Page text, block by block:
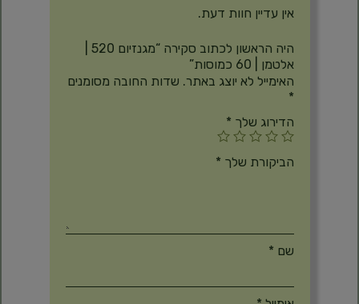
אין עדיין חוות דעת.
אלטמן | 60 כמוסות”
האימייל לא יוצג באתר. שדות החובה מסומנים
*
הדירוג שלך *
הביקורת שלך *
שם *